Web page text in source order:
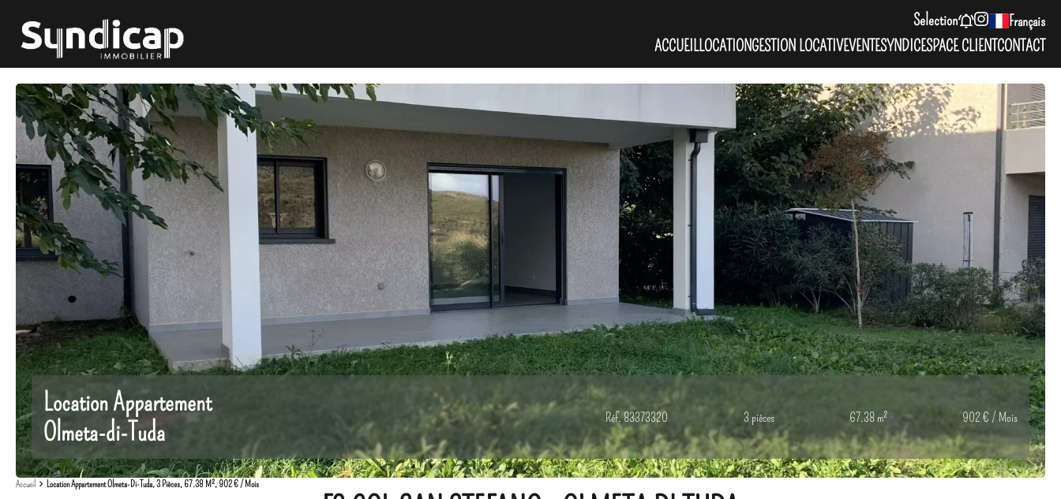
Selection Français
ACCUEILLOCATIONGESTION LOCATIVEVENTESYNDICESPACE CLIENTCONTACT
Location Appartement
Olmeta-di-Tuda
Réf. 83373320 3 pièces 67.38 m² 902 € / Mois
Accueil Location Appartement Olmeta-Di-Tuda, 3 Pièces, 67.38 M², 902 € / Mois